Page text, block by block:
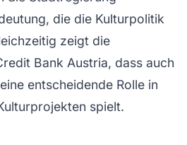
die die Kulturpolitik
zeigt die
Bank Austria, dass auch
entscheidende Rolle in
spielt.